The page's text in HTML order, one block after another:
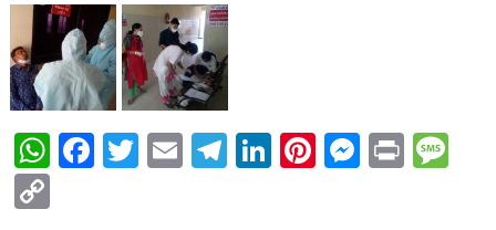
WhatsApp
Facebook
Twitter
EmailTelegram
LinkedIn
Pinterest
Print
Copy